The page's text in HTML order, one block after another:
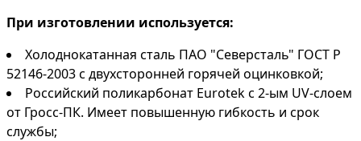
При изготовлении используется:
Холоднокатанная сталь ПАО "Северсталь" ГОСТ Р
52146-2003 с двухсторонней горячей оцинковкой;
Российский поликарбонат Eurotek с 2-ым UV-слоем
от Гросс-ПК. Имеет повышенную гибкость и срок
службы;